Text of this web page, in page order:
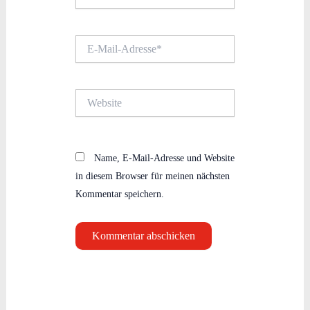
Mail-
Name, E-Mail-Adresse und Website
in diesem Browser für meinen nächsten
Kommentar speichern.